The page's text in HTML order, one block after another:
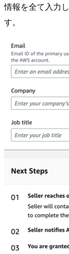
情報を全て入力
す。